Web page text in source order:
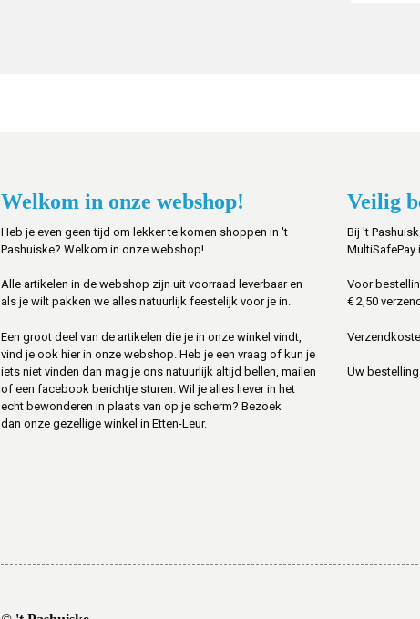
Welkom in onze webshop!
Heb je even geen tijd om lekker te komen shoppen in 't
Pashuiske? Welkom in onze webshop!
Alle artikelen in de webshop zijn uit voorraad leverbaar en
als je wilt pakken we alles natuurlijk feestelijk voor je in.
Een groot deel van de artikelen die je in onze winkel vindt,
vind je ook hier in onze webshop. Heb je een vraag of kun je
iets niet vinden dan mag je ons natuurlijk altijd bellen, mailen
of een facebook berichtje sturen. Wil je alles liever in het
echt bewonderen in plaats van op je scherm? Bezoek
dan onze gezellige winkel in Etten-Leur.
Veilig
Bij 't
MultiSafePay
Voor
€ 2,50
Uw